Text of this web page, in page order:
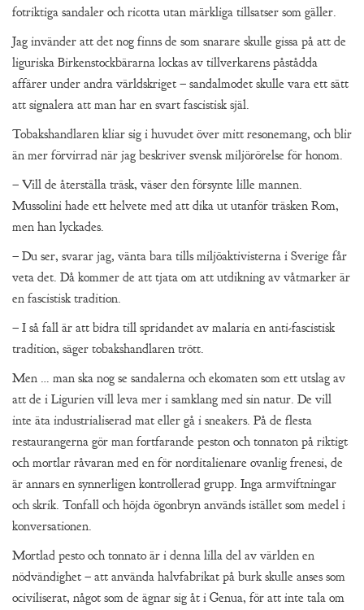
fotriktiga sandaler och ricotta utan märkliga tillsatser som gäller.
Jag invänder att det nog finns de som snarare skulle gissa på att de
liguriska Birkenstockbärarna lockas av tillverkarens påstådda
affärer under andra världskriget – sandalmodet skulle vara ett sätt
att signalera att man har en svart fascistisk själ.
Tobakshandlaren kliar sig i huvudet över mitt resonemang, och blir
än mer förvirrad när jag beskriver svensk miljörörelse för honom.
– Vill de återställa träsk, väser den försynte lille mannen.
Mussolini hade ett helvete med att dika ut utanför träsken Rom,
men han lyckades.
– Du ser, svarar jag, vänta bara tills miljöaktivisterna i Sverige får
veta det. Då kommer de att tjata om att utdikning av våtmarker är
en fascistisk tradition.
– I så fall är att bidra till spridandet av malaria en anti-fascistisk
tradition, säger tobakshandlaren trött.
Men … man ska nog se sandalerna och ekomaten som ett utslag av
att de i Ligurien vill leva mer i samklang med sin natur. De vill
inte äta industrialiserad mat eller gå i sneakers. På de flesta
restaurangerna gör man fortfarande peston och tonnaton på riktigt
och mortlar råvaran med en för norditalienare ovanlig frenesi, de
är annars en synnerligen kontrollerad grupp. Inga armviftningar
och skrik. Tonfall och höjda ögonbryn används istället som medel i
konversationen.
Mortlad pesto och tonnato är i denna lilla del av världen en
nödvändighet – att använda halvfabrikat på burk skulle anses som
ociviliserat, något som de ägnar sig åt i Genua, för att inte tala om